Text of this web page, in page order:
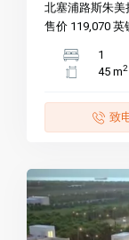
北塞浦路斯朱
售价 119,070
1
45 m2
致